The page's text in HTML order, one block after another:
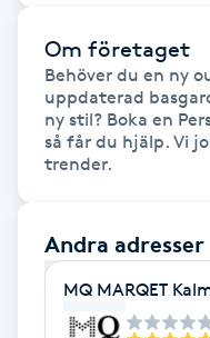
Fotsvamp
Fotvård
Fransar
Fransborttagning
Fransfärgning
Fransförlängning
Om företaget
Behöver du en ny
uppdaterad
ny stil? Boka en
så får du hjälp. Vi
trender.
Andra adresser
MQ MARQET